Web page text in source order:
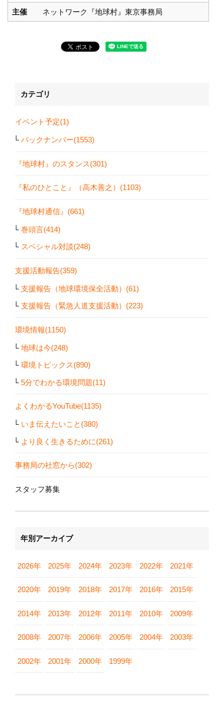
主催 ネットワーク『地球村』東京事務局
カテゴリ
イベント予定(1)
バックナンバー(1553)
『地球村』のスタンス(301)
『私のひとこと』（高木善之）(1103)
『地球村通信』(661)
巻頭言(414)
スペシャル対談(248)
支援活動報告(359)
支援報告（地球環境保全活動）(61)
支援報告（緊急人道支援活動）(223)
環境情報(1150)
地球は今(248)
環境トピックス(890)
5分でわかる環境問題(11)
よくわかるYouTube(1135)
いま伝えたいこと(380)
より良く生きるために(261)
事務局の社窓から(302)
スタッフ募集
年別アーカイブ
2026年 2025年 2024年 2023年 2022年 2021年
2020年 2019年 2018年 2017年 2016年 2015年
2014年 2013年 2012年 2011年 2010年 2009年
2008年 2007年 2006年 2005年 2004年 2003年
2002年 2001年 2000年 1999年